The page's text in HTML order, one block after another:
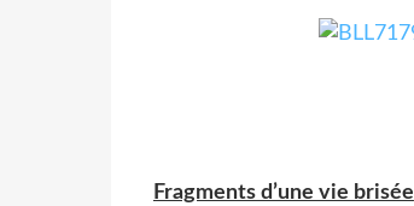
Fragments d’une vie brisée